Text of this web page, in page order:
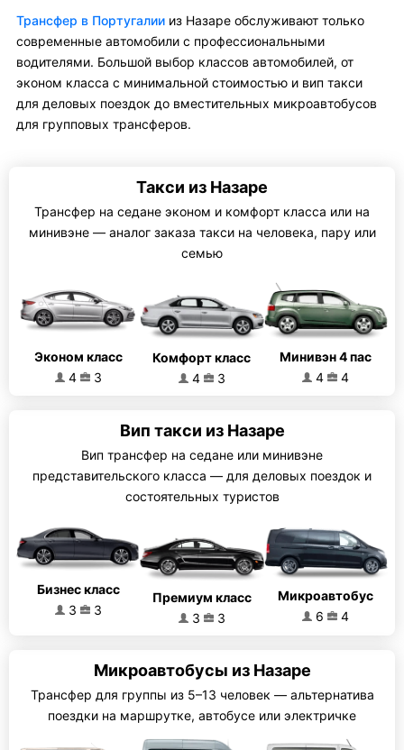
Трансфер в Португалии из Назаре обслуживают только
современные автомобили с профессиональными
водителями. Большой выбор классов автомобилей, от
эконом класса с минимальной стоимостью и вип такси
для деловых поездок до вместительных микроавтобусов
для групповых трансферов.
Такси из Назаре
Трансфер на седане эконом и комфорт класса или на
минивэне — аналог заказа такси на человека, пару или
семью
Эконом класс
4
3
Комфорт класс
4
3
Минивэн 4 пас
4
4
Вип такси из Назаре
Вип трансфер на седане или минивэне
представительского класса — для деловых поездок и
состоятельных туристов
Бизнес класс
3
3
Премиум класс
3
3
Микроавтобус
6
4
Микроавтобусы из Назаре
Трансфер для группы из 5–13 человек — альтернатива
поездки на маршрутке, автобусе или электричке